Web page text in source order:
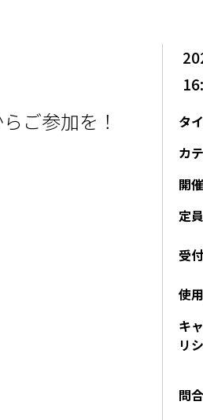
ご参加を！
タ
カ
開
定員
受
使
キ
リ
問